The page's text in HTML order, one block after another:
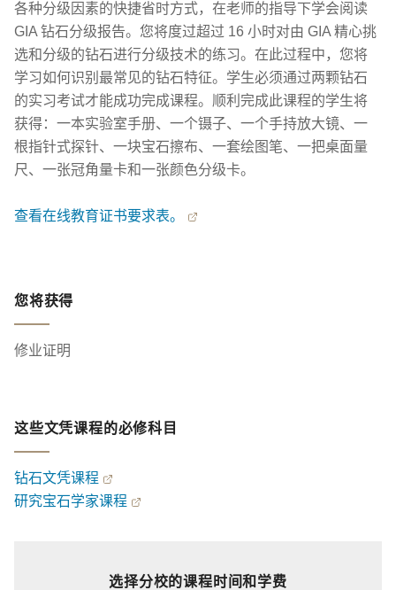
各种分级因素的快捷省时方式，在老师的指导下学会阅读
GIA 钻石分级报告。您将度过超过 16 小时对由 GIA 精心挑
选和分级的钻石进行分级技术的练习。在此过程中，您将
学习如何识别最常见的钻石特征。学生必须通过两颗钻石
的实习考试才能成功完成课程。顺利完成此课程的学生将
获得：一本实验室手册、一个镊子、一个手持放大镜、一
根指针式探针、一块宝石擦布、一套绘图笔、一把桌面量
尺、一张冠角量卡和一张颜色分级卡。
查看在线教育证书要求表。
您将获得
修业证明
这些文凭课程的必修科目
钻石文凭课程
研究宝石学家课程
选择分校的课程时间和学费